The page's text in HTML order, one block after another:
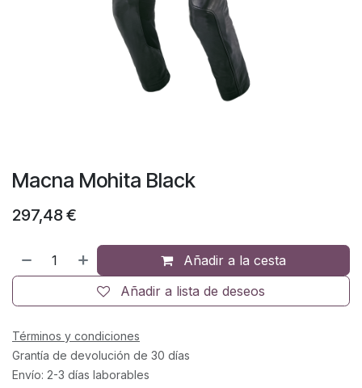
Macna Mohita Black
297,48€
Añadir a la cesta
Añadir a lista de deseos
Términos y condiciones
Grantía de devolución de 30 días
Envío: 2-3 días laborables